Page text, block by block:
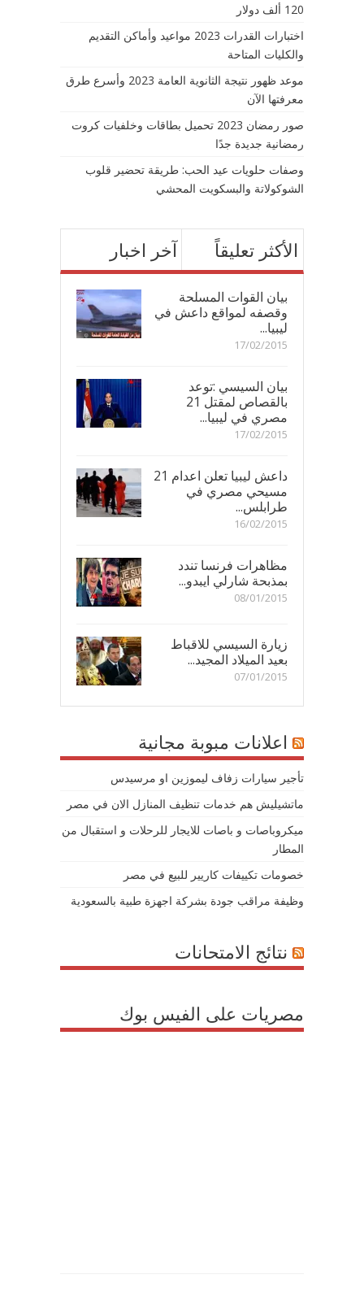
120 ألف دولار
اختبارات القدرات 2023 مواعيد وأماكن التقديم
والكليات المتاحة
موعد ظهور نتيجة الثانوية العامة 2023 وأسرع طرق
معرفتها الآن
صور رمضان 2023 تحميل بطاقات وخلفيات كروت
رمضانية جديدة جدًا
وصفات حلويات عيد الحب: طريقة تحضير قلوب
الشوكولاتة والبسكويت المحشي
آخر اخبار الأكثر تعليقاً
بيان القوات المسلحة
وقصفه لمواقع داعش في
ليبيا...
17/02/2015
بيان السيسي :توعد
بالقصاص لمقتل 21
مصري في ليبيا...
17/02/2015
داعش ليبيا تعلن اعدام 21
مسيحي مصري في
طرابلس...
16/02/2015
مظاهرات فرنسا تندد
بمذبحة شارلي ايبدو...
08/01/2015
زيارة السيسي للاقباط
بعيد الميلاد المجيد...
07/01/2015
اعلانات مبوبة مجانية
تأجير سيارات زفاف ليموزين او مرسيدس
ماتشيليش هم خدمات تنظيف المنازل الان في مصر
ميكروباصات و باصات للايجار للرحلات و استقبال من
المطار
خصومات تكييفات كاريير للبيع في مصر
وظيفة مراقب جودة بشركة اجهزة طبية بالسعودية
نتائج الامتحانات
مصريات على الفيس بوك